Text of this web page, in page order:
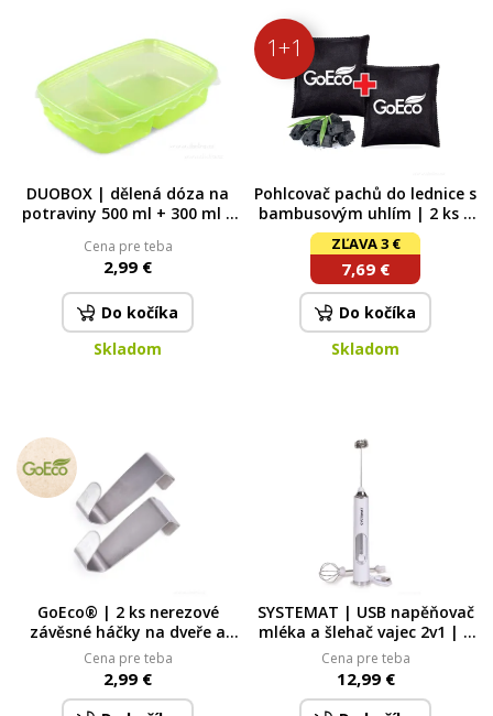
DUOBOX | dělená dóza na
potraviny 500 ml + 300 ml |
Cena pre teba
2,99 €
Do kočíka
Skladom
1+1
Pohlcovač pachů do lednice s
bambusovým uhlím | 2 ks |
GoEco® 2× 200 g
ZĽAVA 3 €
7,69 €
Do kočíka
Skladom
GoEco® | 2 ks nerezové
závěsné háčky na dveře a
dvířka nábytku
Cena pre teba
2,99 €
SYSTEMAT | USB napěňovač
mléka a šlehač vajec 2v1 | 3
rychlosti & nabíjecí mini
šlehač bílý
Cena pre teba
12,99 €